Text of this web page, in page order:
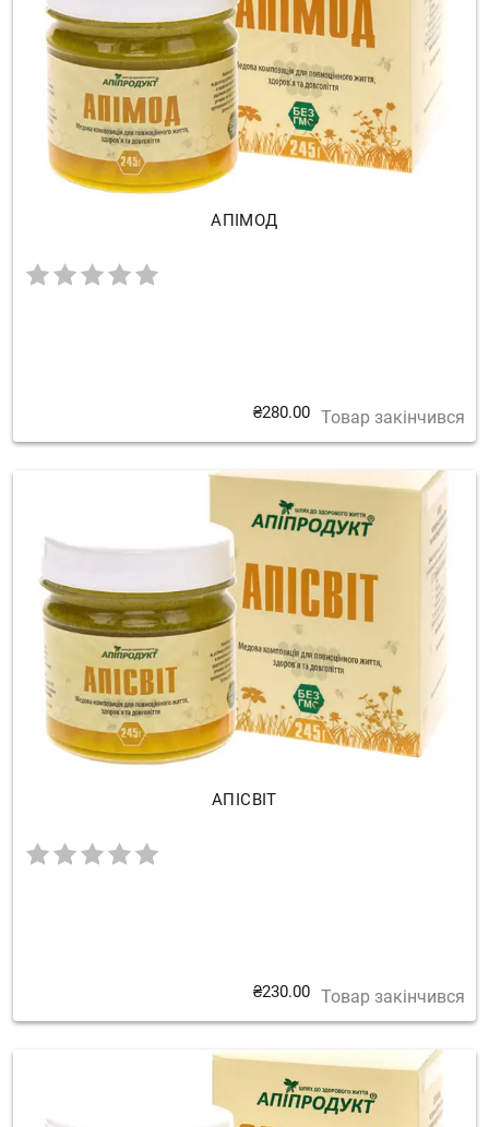
АПІМОД
₴280.00 Товар закінчився
АПІСВІТ
₴230.00 Товар закінчився